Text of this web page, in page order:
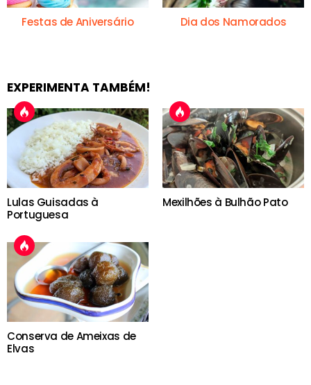
Festas de Aniversário Dia dos Namorados
EXPERIMENTA TAMBÉM!
Lulas Guisadas à
Portuguesa
Mexilhões à Bulhão Pato
Conserva de Ameixas de
Elvas